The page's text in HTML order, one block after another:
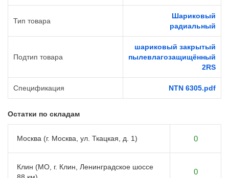
Тип товара
Шариковый
радиальный
Подтип товара
шариковый закрытый
пылевлагозащищённый
2RS
Спецификация NTN 6305.pdf
Остатки по складам
Москва (г. Москва, ул. Ткацкая, д. 1) 0
Клин (МО, г. Клин, Ленинградское шоссе
0